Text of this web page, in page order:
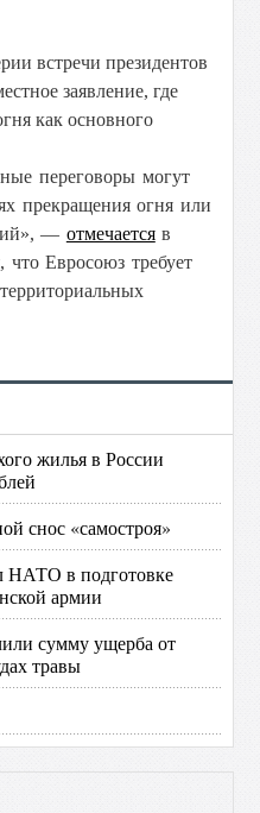
встречи президентов
заявление, где
как основного
переговоры могут
прекращения огня или
— отмечаетсяв
что Евросоюз требует
жилья в России
снос «самостроя»
НАТО в подготовке
армии
сумму ущерба от
травы